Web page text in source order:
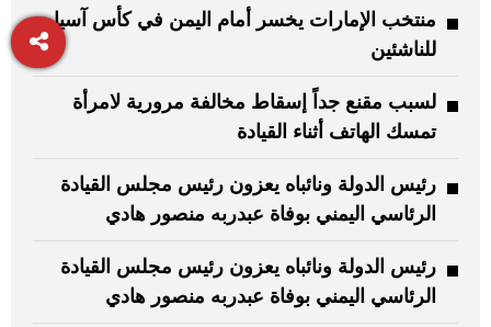
منتخب الإمارات يخسر أمام اليمن في كأس آسيا
للناشئين
لسبب مقنع جداً إسقاط مخالفة مرورية لامرأة
تمسك الهاتف أثناء القيادة
رئيس الدولة ونائباه يعزون رئيس مجلس القيادة
الرئاسي اليمني بوفاة عبدربه منصور هادي
رئيس الدولة ونائباه يعزون رئيس مجلس القيادة
الرئاسي اليمني بوفاة عبدربه منصور هادي